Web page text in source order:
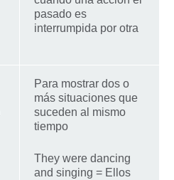
pasado es
interrumpida por otra
Para mostrar dos o
más situaciones que
suceden al mismo
tiempo
They were dancing
and singing = Ellos